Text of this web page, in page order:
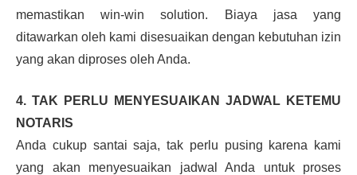
memastikan win-win solution. Biaya jasa yang
ditawarkan oleh kami disesuaikan dengan kebutuhan izin
yang akan diproses oleh Anda.
4. TAK PERLU MENYESUAIKAN JADWAL KETEMU
NOTARIS
Anda cukup santai saja, tak perlu pusing karena kami
yang akan menyesuaikan jadwal Anda untuk proses